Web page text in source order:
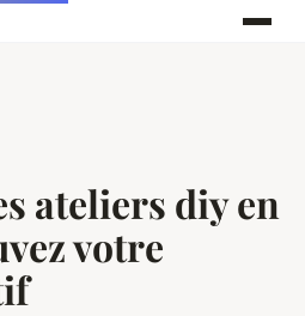
ateliers diy en
votre